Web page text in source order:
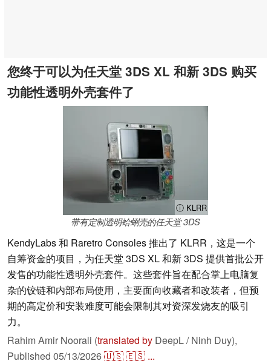
您终于可以为任天堂 3DS XL 和新 3DS 购买
功能性透明外壳套件了
ⓘ KLRR
带有定制透明蛤蜊壳的任天堂 3DS
KendyLabs 和 Raretro Consoles 推出了 KLRR，这是一个
自筹资金的项目，为任天堂 3DS XL 和新 3DS 提供首批公开
发售的功能性透明外壳套件。这些套件旨在配合掌上电脑复
杂的铰链和内部布局使用，主要面向收藏者和改装者，但预
期的高定价和安装难度可能会限制其对资深发烧友的吸引
力。
Rahim Amir Noorali (translated by DeepL / Ninh Duy),
Published 05/13/2026🇺🇸🇪🇸 ...